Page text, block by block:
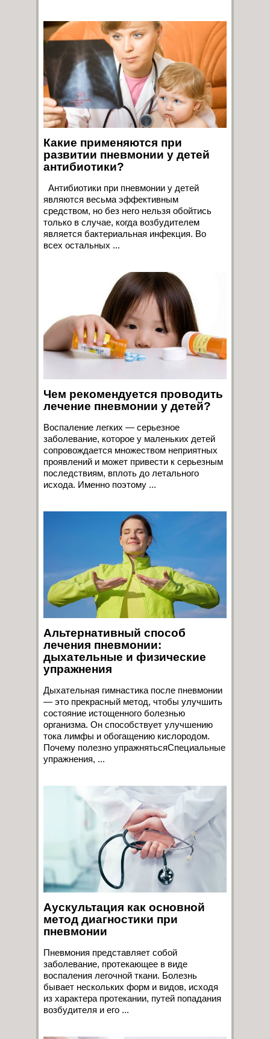
Какие применяются при
развитии пневмонии у детей
антибиотики?
Антибиотики при пневмонии у детей
являются весьма эффективным
средством, но без него нельзя обойтись
только в случае, когда возбудителем
является бактериальная инфекция. Во
всех остальных ...
Чем рекомендуется проводить
лечение пневмонии у детей?
Воспаление легких — серьезное
заболевание, которое у маленьких детей
сопровождается множеством неприятных
проявлений и может привести к серьезным
последствиям, вплоть до летального
исхода. Именно поэтому ...
Альтернативный способ
лечения пневмонии:
дыхательные и физические
упражнения
Дыхательная гимнастика после пневмонии
— это прекрасный метод, чтобы улучшить
состояние истощенного болезнью
организма. Он способствует улучшению
тока лимфы и обогащению кислородом.
Почему полезно упражнятьсяСпециальные
упражнения, ...
Аускультация как основной
метод диагностики при
пневмонии
Пневмония представляет собой
заболевание, протекающее в виде
воспаления легочной ткани. Болезнь
бывает нескольких форм и видов, исходя
из характера протекании, путей попадания
возбудителя и его ...